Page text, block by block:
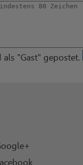
als "Gast" gepostet.